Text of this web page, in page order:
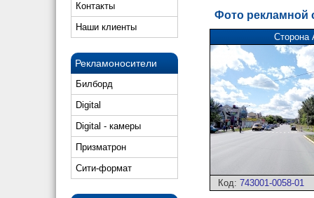
Контакты
Наши клиенты
Рекламоносители
Билборд
Digital
Digital - камеры
Призматрон
Сити-формат
Фото рекламной
Сторона
Код: 743001-0058-01